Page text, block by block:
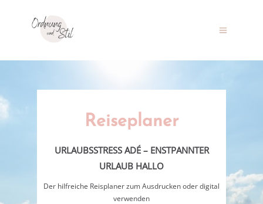
Reiseplaner
URLAUBSSTRESS ADÉ – ENSTPANNTER
URLAUB HALLO
Der hilfreiche Reisplaner zum Ausdrucken oder digital
verwenden